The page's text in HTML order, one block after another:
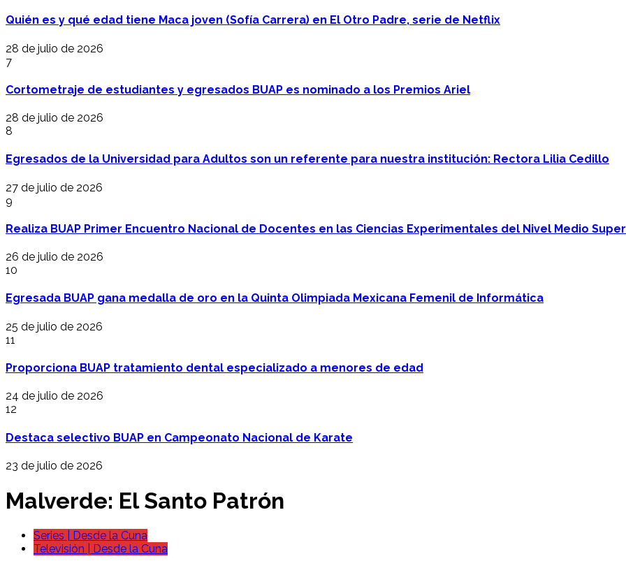
Quién es y qué edad tiene Maca joven (Sofía Carrera) en El Otro Padre, serie de Netflix
28 de julio de 2026
7
Cortometraje de estudiantes y egresados BUAP es nominado a los Premios Ariel
28 de julio de 2026
8
Egresados de la Universidad para Adultos son un referente para nuestra institución: Rectora Lilia Cedillo
27 de julio de 2026
9
Realiza BUAP Primer Encuentro Nacional de Docentes en las Ciencias Experimentales del Nivel Medio
26 de julio de 2026
10
Egresada BUAP gana medalla de oro en la Quinta Olimpiada Mexicana Femenil de Informática
25 de julio de 2026
11
Proporciona BUAP tratamiento dental especializado a menores de edad
24 de julio de 2026
12
Destaca selectivo BUAP en Campeonato Nacional de Karate
23 de julio de 2026
Malverde: El Santo Patrón
Series | Desde la Cuna
Televisión | Desde la Cuna